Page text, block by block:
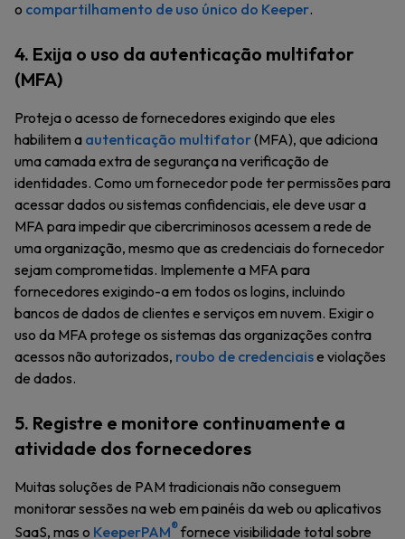
o compartilhamento de uso único do Keeper.
4. Exija o uso da autenticação multifator
(MFA)
Proteja o acesso de fornecedores exigindo que eles
habilitem a autenticação multifator(MFA), que adiciona
uma camada extra de segurança na verificação de
identidades. Como um fornecedor pode ter permissões para
acessar dados ou sistemas confidenciais, ele deve usar a
MFA para impedir que cibercriminosos acessem a rede de
uma organização, mesmo que as credenciais do fornecedor
sejam comprometidas. Implemente a MFA para
fornecedores exigindo-a em todos os logins, incluindo
bancos de dados de clientes e serviços em nuvem. Exigir o
uso da MFA protege os sistemas das organizações contra
acessos não autorizados, roubo de credenciaise violações
de dados.
5. Registre e monitore continuamente a
atividade dos fornecedores
Muitas soluções de PAM tradicionais não conseguem
monitorar sessões na web em painéis da web ou aplicativos
SaaS, mas o KeeperPAM®fornece visibilidade total sobre